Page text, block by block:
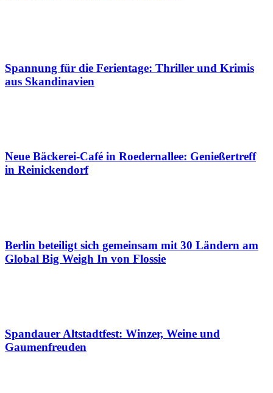
Spannung für die Ferientage: Thriller und Krimis
aus Skandinavien
Neue Bäckerei-Café in Roedernallee: Genießertreff
in Reinickendorf
Berlin beteiligt sich gemeinsam mit 30 Ländern am
Global Big Weigh In von Flossie
Spandauer Altstadtfest: Winzer, Weine und
Gaumenfreuden